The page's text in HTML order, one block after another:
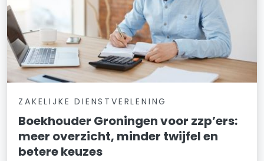
ZAKELIJKE DIENSTVERLENING
Boekhouder Groningen voor zzp’ers:
meer overzicht, minder twijfel en
betere keuzes